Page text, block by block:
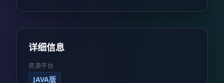
详细信息
资源平台
JAVA版